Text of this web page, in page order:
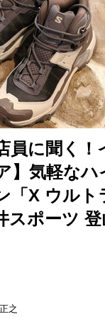
員に聞く
】気軽なハ
「X ウルト
スポーツ
之